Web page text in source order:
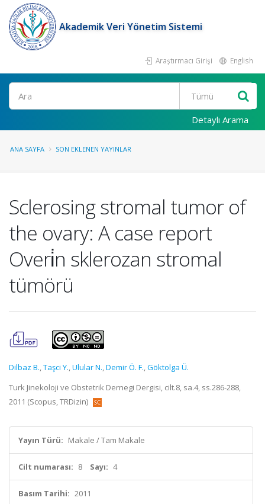
Akademik Veri Yönetim Sistemi
Araştırmacı Girişi English
Ara
Detaylı Arama
ANA SAYFA SON EKLENEN YAYINLAR
Sclerosing stromal tumor of
the ovary: A case report
Overi̇n sklerozan stromal
tümörü
Dilbaz B.,Taşci Y.,Ulular N.,Demir Ö. F.,Göktolga Ü.
Turk Jinekoloji ve Obstetrik Dernegi Dergisi, cilt.8, sa.4, ss.286-288,
2011 (Scopus, TRDizin)
Yayın Türü: Makale / Tam Makale
Cilt numarası: 8 Sayı: 4
Basım Tarihi: 2011